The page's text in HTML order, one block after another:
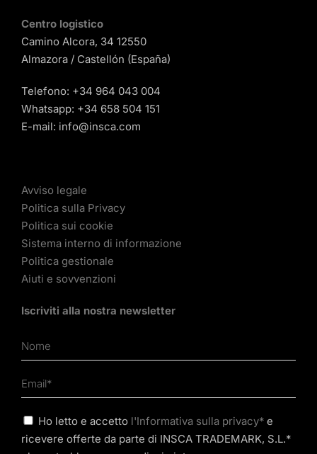
Centro logistico
Camino Alcora, 34 12550
Almazora / Castellón (España)
Telefono: +34 964 043 004
Whatsapp: +34 658 504 151
E-mail: info@insca.com
Avviso legale
Politica sulla Privacy
Politica sui cookie
Sistema interno di informazione
Politica gestionale
Aiuti e sovvenzioni
Iscriviti alla nostra newsletter
Ho letto e accetto l'Informativa sulla privacy* e
ricevere offerte da parte di INSCA TRADEMARK, S.L.*